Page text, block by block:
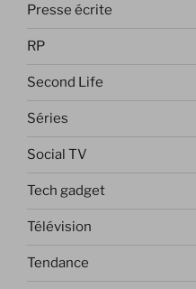
Presse écrite
RP
Second Life
Séries
Social TV
Tech gadget
Télévision
Tendance